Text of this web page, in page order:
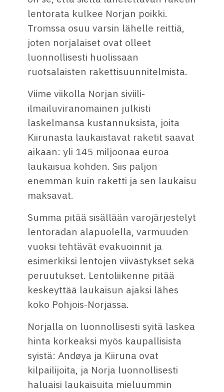
lentorata kulkee Norjan poikki.
Tromssa osuu varsin lähelle reittiä,
joten norjalaiset ovat olleet
luonnollisesti huolissaan
ruotsalaisten rakettisuunnitelmista.
Viime viikolla Norjan siviili-
ilmailuviranomainen julkisti
laskelmansa kustannuksista, joita
Kiirunasta laukaistavat raketit saavat
aikaan: yli 145 miljoonaa euroa
laukaisua kohden. Siis paljon
enemmän kuin raketti ja sen laukaisu
maksavat.
Summa pitää sisällään varojärjestelyt
lentoradan alapuolella, varmuuden
vuoksi tehtävät evakuoinnit ja
esimerkiksi lentojen viivästykset sekä
peruutukset. Lentoliikenne pitää
keskeyttää laukaisun ajaksi lähes
koko Pohjois-Norjassa.
Norjalla on luonnollisesti syitä laskea
hinta korkeaksi myös kaupallisista
syistä: Andøya ja Kiiruna ovat
kilpailijoita, ja Norja luonnollisesti
haluaisi laukaisuita mieluummin